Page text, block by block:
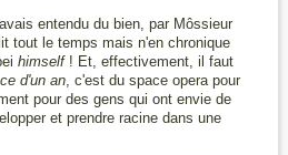
entendu du bien, par Môssieur
tout le temps mais n'en chronique
himself! Et, effectivement, il faut
d'un an, c'est du space opera pour
pour des gens qui ont envie de
et prendre racine dans une